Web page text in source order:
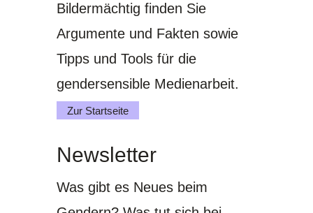
Bildermächtig finden Sie
Argumente und Fakten sowie
Tipps und Tools für die
gendersensible Medienarbeit.
Zur Startseite
Newsletter
Was gibt es Neues beim